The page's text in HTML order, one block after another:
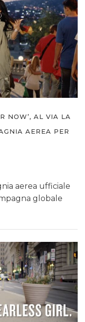
NOW’, AL VIA LA
AEREA PER
aerea ufficiale
globale